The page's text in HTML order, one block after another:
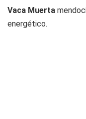
Vaca Muerta
energético.